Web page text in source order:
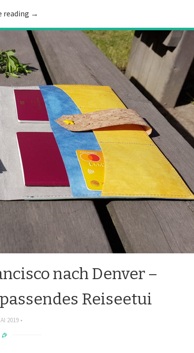
reading →
nach Denver –
Reiseetui
2019